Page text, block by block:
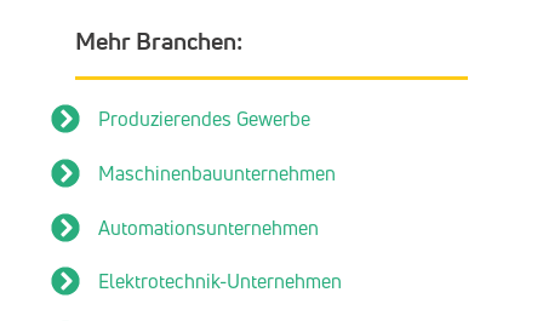
Mehr Branchen:
Produzierendes Gewerbe
Maschinenbauunternehmen
Automationsunternehmen
Elektrotechnik-Unternehmen